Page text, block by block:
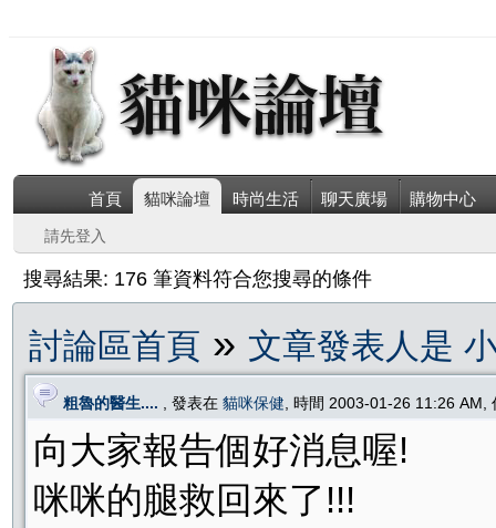
首頁 貓咪論壇 時尚生活 聊天廣場 購物中心
請先登入
搜尋結果: 176 筆資料符合您搜尋的條件
討論區首頁 » 文章發表人是
粗魯的醫生.... , 發表在 貓咪保健 , 時間 2003-01-26 11:26 AM,
向大家報告個好消息喔!
咪咪的腿救回來了!!!